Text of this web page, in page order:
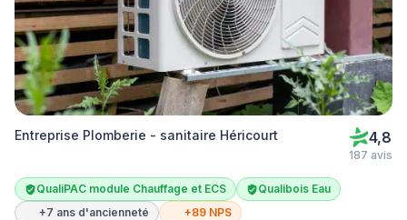
Entreprise Plomberie - sanitaire Héricourt 4,8
187 avis
QualiPAC module Chauffage et ECS
Qualibois Eau
+7 ans d'ancienneté
+89 NPS